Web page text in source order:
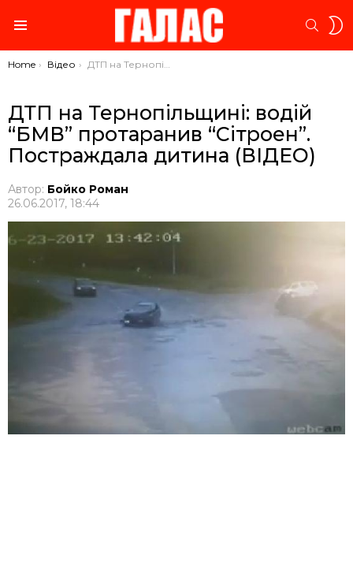
You are here:
Home Відео ДТП на Тернопільщині: водій “БМВ” протаранив “Сітроен”. Постраждала дитина (ВІДЕО)
ДТП на Тернопільщині: водій
“БМВ” протаранив “Сітроен”.
Постраждала дитина (ВІДЕО)
Автор: Бойко Роман
26.06.2017, 18:44